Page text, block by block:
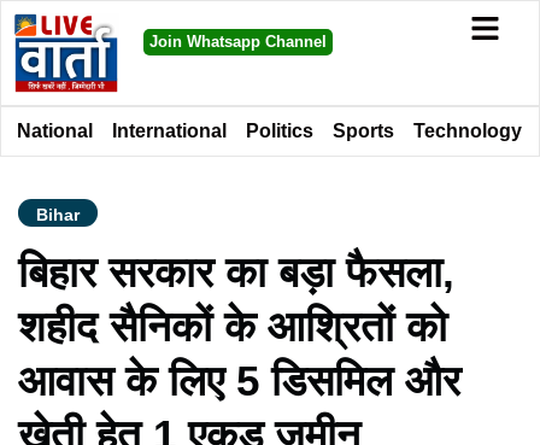
Join Whatsapp Channel
National International Politics Sports Technology
Bihar
बिहार सरकार का बड़ा फैसला,
शहीद सैनिकों के आश्रितों को
आवास के लिए 5 डिसमिल और
खेती हेतु 1 एकड़ जमीन